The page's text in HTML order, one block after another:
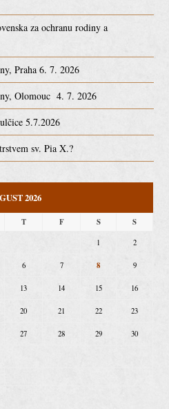
za ochranu rodiny a
Praha 6. 7. 2026
Olomouc 4. 7. 2026
5.7.2026
sv. Pia X.?
2026
T F S S
1 2
6 7 8 9
13 14 15 16
20 21 22 23
27 28 29 30